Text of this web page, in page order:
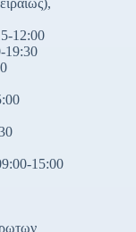
12:00
19:30
15:00